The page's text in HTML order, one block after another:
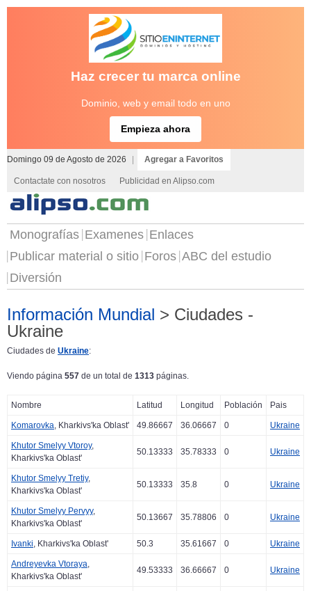
Haz crecer tu marca online
Dominio, web y email todo en uno
Empieza ahora
Domingo 09 de Agosto de 2026 Agregar a Favoritos
Contactate con nosotros Publicidad en Alipso.com
Monografías Examenes Enlaces
Publicar material o sitio Foros ABC del estudio
Diversión
Información Mundial > Ciudades -
Ukraine
Ciudades de Ukraine:
Viendo página 557 de un total de 1313 páginas.
Nombre Latitud Longitud Población Pais
Komarovka, Kharkivs'ka Oblast' 49.86667 36.06667 0 Ukraine
Khutor Smelyy Vtoroy,
Kharkivs'ka Oblast'
50.13333 35.78333 0 Ukraine
Khutor Smelyy Tretiy,
Kharkivs'ka Oblast'
50.13333 35.8 0 Ukraine
Khutor Smelyy Pervyy,
Kharkivs'ka Oblast'
50.13667 35.78806 0 Ukraine
Ivanki, Kharkivs'ka Oblast' 50.3 35.61667 0 Ukraine
Andreyevka Vtoraya,
Kharkivs'ka Oblast'
49.53333 36.66667 0 Ukraine